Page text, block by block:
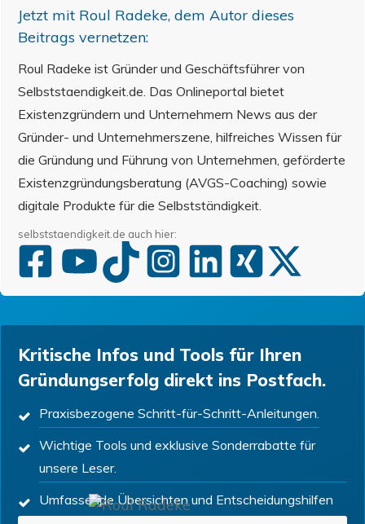
Jetzt mit Roul Radeke, dem Autor dieses
Beitrags vernetzen:
Roul Radeke ist Gründer und Geschäftsführer von
Selbststaendigkeit.de. Das Onlineportal bietet
Existenzgründern und Unternehmern News aus der
Gründer- und Unternehmerszene, hilfreiches Wissen für
die Gründung und Führung von Unternehmen, geförderte
Existenzgründungsberatung (AVGS-Coaching) sowie
digitale Produkte für die Selbstständigkeit.
selbststaendigkeit.de auch hier:
Kritische Infos und Tools für Ihren
Gründungserfolg direkt ins Postfach.
Praxisbezogene Schritt-für-Schritt-Anleitungen.
Wichtige Tools und exklusive Sonderrabatte für
unsere Leser.
Umfassende Übersichten und Entscheidungshilfen